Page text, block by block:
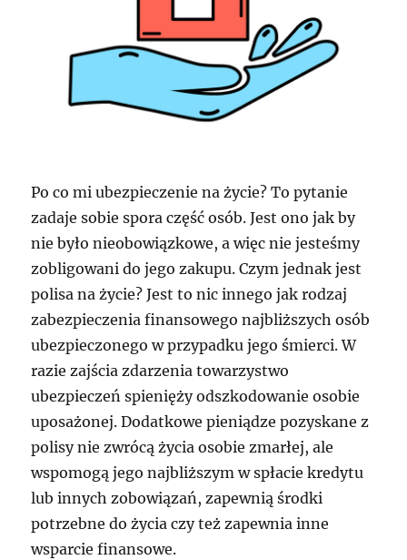
Po co mi ubezpieczenie na życie? To pytanie
zadaje sobie spora część osób. Jest ono jak by
nie było nieobowiązkowe, a więc nie jesteśmy
zobligowani do jego zakupu. Czym jednak jest
polisa na życie? Jest to nic innego jak rodzaj
zabezpieczenia finansowego najbliższych osób
ubezpieczonego w przypadku jego śmierci. W
razie zajścia zdarzenia towarzystwo
ubezpieczeń spienięży odszkodowanie osobie
uposażonej. Dodatkowe pieniądze pozyskane z
polisy nie zwrócą życia osobie zmarłej, ale
wspomogą jego najbliższym w spłacie kredytu
lub innych zobowiązań, zapewnią środki
potrzebne do życia czy też zapewnia inne
wsparcie finansowe.